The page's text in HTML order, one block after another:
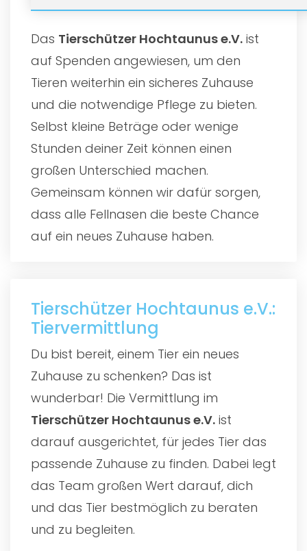
Das Tierschützer Hochtaunus e.V. ist
auf Spenden angewiesen, um den
Tieren weiterhin ein sicheres Zuhause
und die notwendige Pflege zu bieten.
Selbst kleine Beträge oder wenige
Stunden deiner Zeit können einen
großen Unterschied machen.
Gemeinsam können wir dafür sorgen,
dass alle Fellnasen die beste Chance
auf ein neues Zuhause haben.
Tierschützer Hochtaunus e.V.:
Tiervermittlung
Du bist bereit, einem Tier ein neues
Zuhause zu schenken? Das ist
wunderbar! Die Vermittlung im
Tierschützer Hochtaunus e.V. ist
darauf ausgerichtet, für jedes Tier das
passende Zuhause zu finden. Dabei legt
das Team großen Wert darauf, dich
und das Tier bestmöglich zu beraten
und zu begleiten.